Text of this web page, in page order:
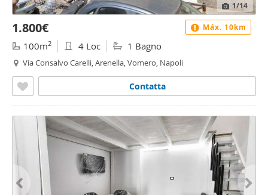
1/14
1.800€
100m2 4 Loc 1 Bagno
Via Consalvo Carelli, Arenella, Vomero, Napoli
Contatta
Máx. 10km